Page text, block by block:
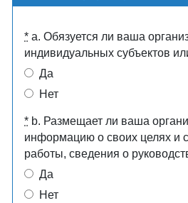
* a. Обязуется ли ваша
индивидуальных субъектов
Да
Нет
* b. Размещает ли ваша
информацию о своих целях и
работы, сведения о
Да
Нет